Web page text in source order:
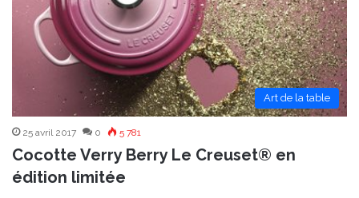
Art de la table
25 avril 2017 0 5 781
Cocotte Verry Berry Le Creuset® en
édition limitée